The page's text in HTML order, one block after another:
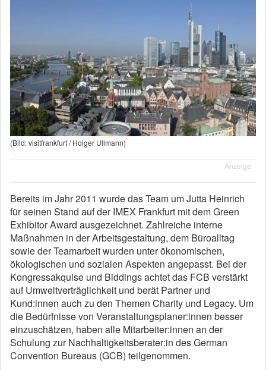
(Bild: visitfrankfurt / Holger Ullmann)
Anzeige
Bereits im Jahr 2011 wurde das Team um Jutta Heinrich
für seinen Stand auf der IMEX Frankfurt mit dem Green
Exhibitor Award ausgezeichnet. Zahlreiche interne
Maßnahmen in der Arbeitsgestaltung, dem Büroalltag
sowie der Teamarbeit wurden unter ökonomischen,
ökologischen und sozialen Aspekten angepasst. Bei der
Kongressakquise und Biddings achtet das FCB verstärkt
auf Umweltverträglichkeit und berät Partner und
Kund:innen auch zu den Themen Charity und Legacy. Um
die Bedürfnisse von Veranstaltungsplaner:innen besser
einzuschätzen, haben alle Mitarbeiter:innen an der
Schulung zur Nachhaltigkeitsberater:in des German
Convention Bureaus (GCB) teilgenommen.